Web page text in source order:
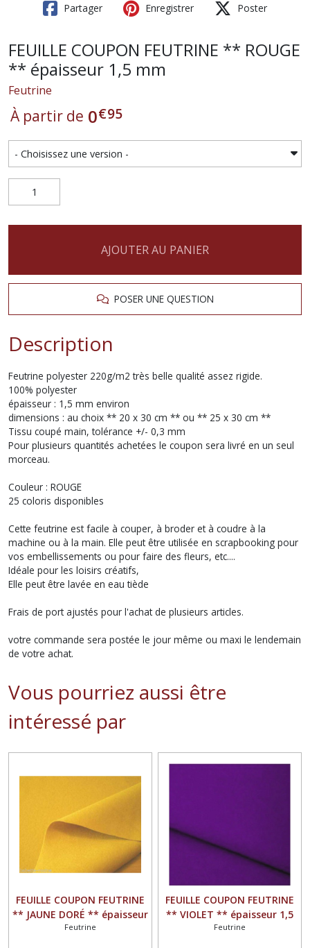
Partager Enregistrer Poster
FEUILLE COUPON FEUTRINE ** ROUGE
** épaisseur 1,5 mm
Feutrine
À partir de 0€95
AJOUTER AU PANIER
POSER UNE QUESTION
Description
Feutrine polyester 220g/m2 très belle qualité assez rigide.
100% polyester
épaisseur : 1,5 mm environ
dimensions : au choix ** 20 x 30 cm ** ou ** 25 x 30 cm **
Tissu coupé main, tolérance +/- 0,3 mm
Pour plusieurs quantités achetées le coupon sera livré en un seul
morceau.
Couleur : ROUGE
25 coloris disponibles
Cette feutrine est facile à couper, à broder et à coudre à la
machine ou à la main. Elle peut être utilisée en scrapbooking pour
vos embellissements ou pour faire des fleurs, etc....
Idéale pour les loisirs créatifs,
Elle peut être lavée en eau tiède
Frais de port ajustés pour l'achat de plusieurs articles.
votre commande sera postée le jour même ou maxi le lendemain
de votre achat.
Vous pourriez aussi être
intéressé par
FEUILLE COUPON FEUTRINE
** JAUNE DORÉ ** épaisseur
1,5 mm
Feutrine
FEUILLE COUPON FEUTRINE
** VIOLET ** épaisseur 1,5
mm
Feutrine